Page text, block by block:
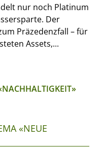
nur noch Platinum
Der
Präzedenzfall – für
Assets,...
«NEUE